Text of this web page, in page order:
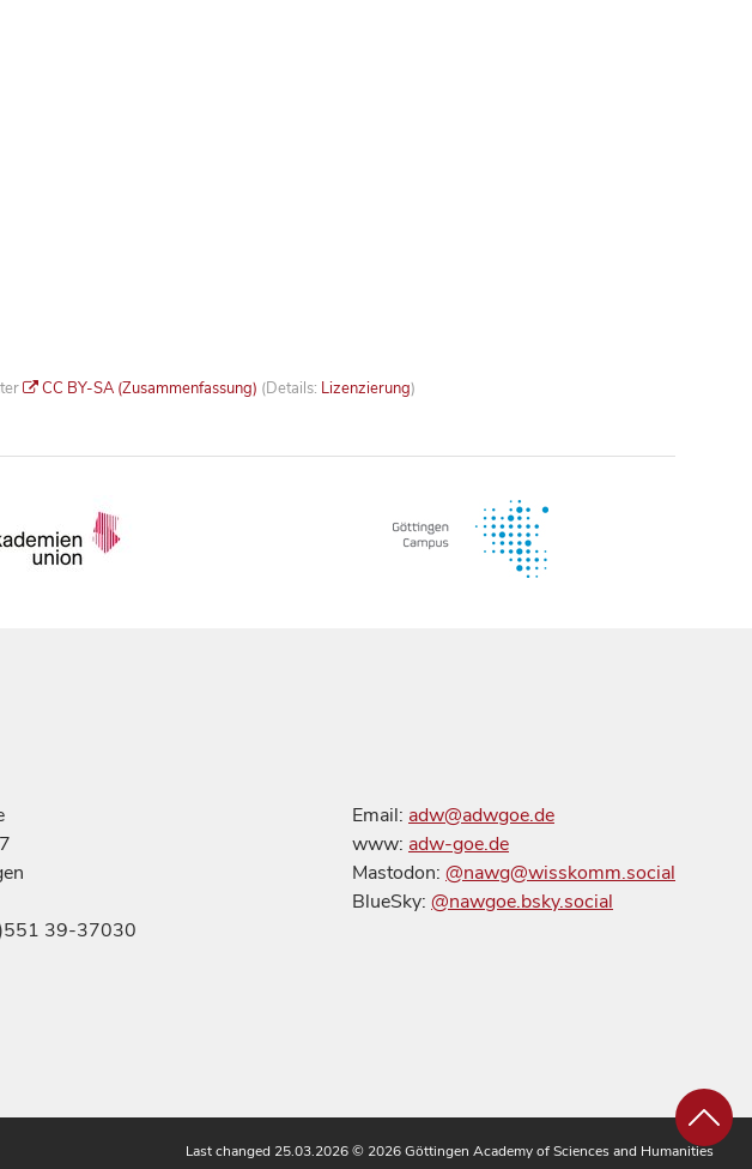
CC BY-SA (Zusammenfassung) (Details: Lizenzierung)
39-37030
Email: adw@adwgoe.de
www: adw-goe.de
Mastodon: @nawg@wisskomm.social
BlueSky: @nawgoe.bsky.social
Last changed 25.03.2026© 2026 Göttingen Academy of Sciences and Humanities